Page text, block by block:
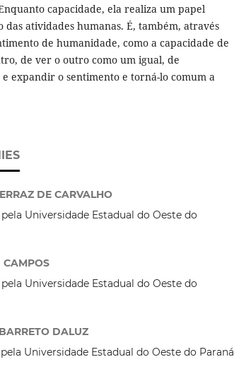
capacidade, ela realiza um papel
atividades humanas. É, também, através
de humanidade, como a capacidade de
de ver o outro como um igual, de
expandir o sentimento e torná-lo comum a
DE CARVALHO
Universidade Estadual do Oeste do
CAMPOS
Universidade Estadual do Oeste do
DALUZ
Universidade Estadual do Oeste do Paraná